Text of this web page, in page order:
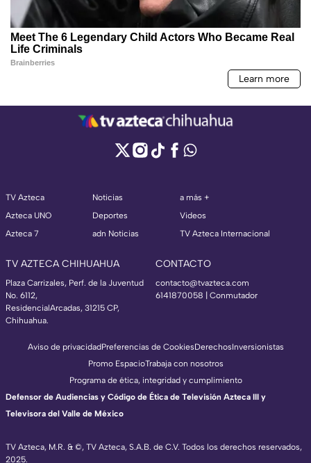
TV Azteca
Azteca UNO
Azteca 7
Noticias
Deportes
adn Noticias
a más +
Videos
TV Azteca Internacional
TV AZTECA CHIHUAHUA
Plaza Carrizales, Perf. de la Juventud
No. 6112,
ResidencialArcadas, 31215 CP,
Chihuahua.
CONTACTO
contacto@tvazteca.com
6141870058 | Conmutador
TV Azteca, M.R. & ©, TV Azteca, S.A.B. de C.V. Todos los derechos reservados,
2025.
Aviso de privacidadPreferencias de CookiesDerechosInversionistas
Promo EspacioTrabaja con nosotros
Programa de ética, integridad y cumplimiento
Defensor de Audiencias y Código de Ética de Televisión Azteca III y
Televisora del Valle de México